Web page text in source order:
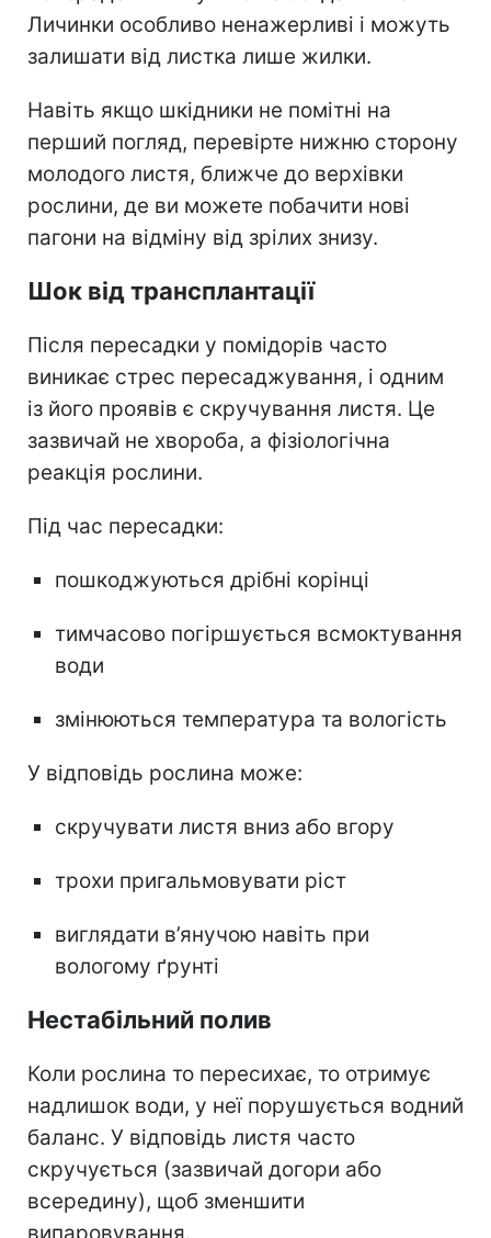
Личинки особливо ненажерливі і можуть
залишати від листка лише жилки.
Навіть якщо шкідники не помітні на
перший погляд, перевірте нижню сторону
молодого листя, ближче до верхівки
рослини, де ви можете побачити нові
пагони на відміну від зрілих знизу.
Шок від трансплантації
Після пересадки у помідорів часто
виникає стрес пересаджування, і одним
із його проявів є скручування листя. Це
зазвичай не хвороба, а фізіологічна
реакція рослини.
Під час пересадки:
пошкоджуються дрібні корінці
тимчасово погіршується всмоктування
води
змінюються температура та вологість
У відповідь рослина може:
скручувати листя вниз або вгору
трохи пригальмовувати ріст
виглядати в’янучою навіть при
вологому ґрунті
Нестабільний полив
Коли рослина то пересихає, то отримує
надлишок води, у неї порушується водний
баланс. У відповідь листя часто
скручується (зазвичай догори або
всередину), щоб зменшити
випаровування.